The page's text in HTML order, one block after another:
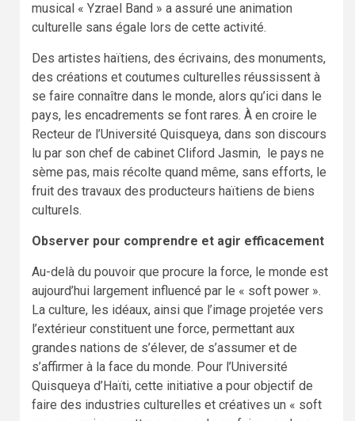
musical « Yzrael Band » a assuré une animation
culturelle sans égale lors de cette activité.
Des artistes haïtiens, des écrivains, des monuments,
des créations et coutumes culturelles réussissent à
se faire connaître dans le monde, alors qu’ici dans le
pays, les encadrements se font rares. À en croire le
Recteur de l’Université Quisqueya, dans son discours
lu par son chef de cabinet Cliford Jasmin, le pays ne
sème pas, mais récolte quand même, sans efforts, le
fruit des travaux des producteurs haïtiens de biens
culturels.
Observer pour comprendre et agir efficacement
Au-delà du pouvoir que procure la force, le monde est
aujourd’hui largement influencé par le « soft power ».
La culture, les idéaux, ainsi que l’image projetée vers
l’extérieur constituent une force, permettant aux
grandes nations de s’élever, de s’assumer et de
s’affirmer à la face du monde. Pour l’Université
Quisqueya d’Haïti, cette initiative a pour objectif de
faire des industries culturelles et créatives un « soft